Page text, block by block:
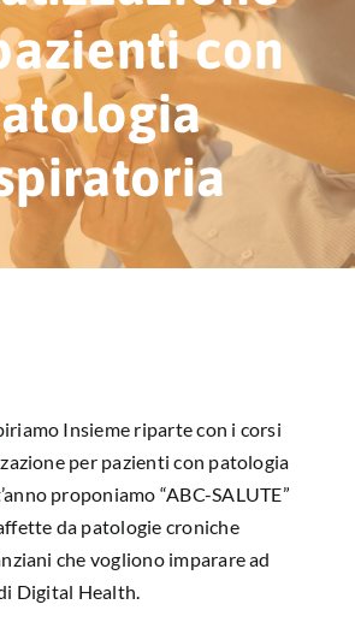
con
Insieme riparte con i corsi
per pazienti con patologia
proponiamo “ABC-SALUTE”
da patologie croniche
che vogliono imparare ad
Digital Health.